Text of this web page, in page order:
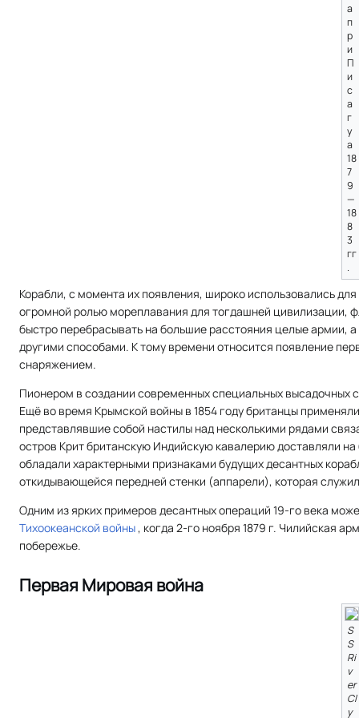
а
п
р
и
П
и
с
а
г
у
а
18
7
9
—
18
8
3
гг
.
Корабли, с момента их появления, широко использовались
огромной ролью мореплавания для тогдашней цивилизации,
быстро перебрасывать на большие расстояния целые армии,
другими способами. К тому времени относится появление
снаряжением.
Пионером в создании современных специальных высадочных
Ещё во время Крымской войны в 1854 году британцы
представлявшие собой настилы над несколькими рядами
остров Крит британскую Индийскую кавалерию доставляли
обладали характерными признаками будущих десантных
откидывающейся передней стенки (аппарели), которая
Одним из ярких примеров десантных операций 19-го века
Тихоокеанской войны , когда 2-го ноября 1879 г. Чилийская
побережье.
Первая Мировая война
S
S
Ri
v
er
Cl
y